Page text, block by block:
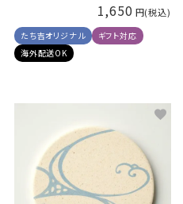
1,650
たち吉オリジナル
ギフト対応
海外配送OK